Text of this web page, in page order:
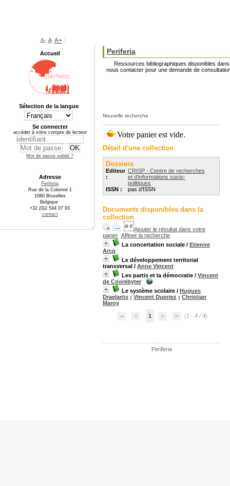
Nouvelle recherche
Détail d'une collection
Dossiers
Editeur
:
CRISP - Centre de recherches
et d'informations socio-
politiques
ISSN :
pas d'ISSN
Documents disponibles dans la
collection
Ajouter le résultat dans votre
panier Affiner la recherche
La concertation sociale / Etienne
Arcq
Le développement territorial
transversal / Anne Vincent
Les partis et la démocratie / Vincent
de Coorebyter
Le système scolaire / Hugues
Draelants ; Vincent Dupriez ; Christian
Maroy
1 (1 - 4 / 4)
Periferia
Periferia
Ressources bibliographiques disponibles
nous contacter pour une demande de
A- A A+
Accueil
Sélection de la langue
Se connecter
accéder à votre compte de lecteur
Mot de passe oublié ?
Adresse
Periferia
Rue de la Colonne 1
1080 Bruxelles
Belgique
+32 (0)2 544 07 93
contact